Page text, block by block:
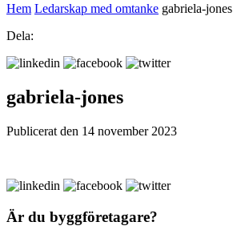
Hem Ledarskap med omtanke gabriela-jones
Dela:
gabriela-jones
Publicerat den 14 november 2023
Är du byggföretagare?